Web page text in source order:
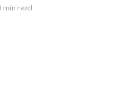
min read